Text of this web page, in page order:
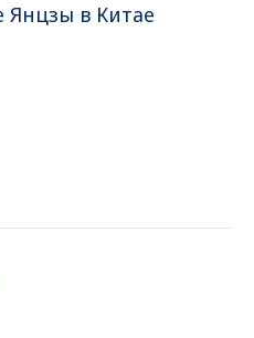
Янцзы в Китае